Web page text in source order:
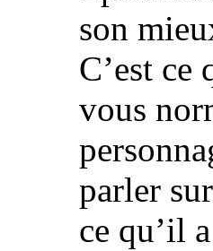
son
C’est ce
vous
parler
ce qu’il